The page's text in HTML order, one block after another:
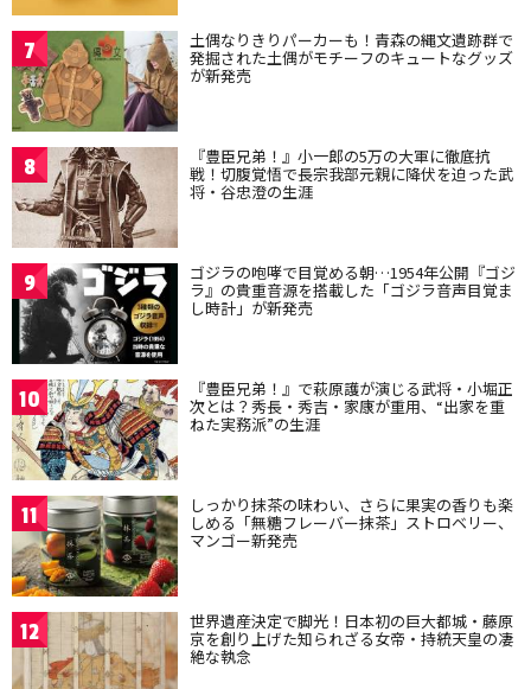
7 土偶なりきりパーカーも！青森の縄文遺跡群で
発掘された土偶がモチーフのキュートなグッズ
が新発売
8 『豊臣兄弟！』小一郎の5万の大軍に徹底抗
戦！切腹覚悟で長宗我部元親に降伏を迫った武
将・谷忠澄の生涯
9 ゴジラの咆哮で目覚める朝…1954年公開『ゴジ
ラ』の貴重音源を搭載した「ゴジラ音声目覚ま
し時計」が新発売
10 『豊臣兄弟！』で萩原護が演じる武将・小堀正
次とは？秀長・秀吉・家康が重用、“出家を重
ねた実務派”の生涯
11 しっかり抹茶の味わい、さらに果実の香りも楽
しめる「無糖フレーバー抹茶」ストロベリー、
マンゴー新発売
12 世界遺産決定で脚光！日本初の巨大都城・藤原
京を創り上げた知られざる女帝・持統天皇の凄
絶な執念